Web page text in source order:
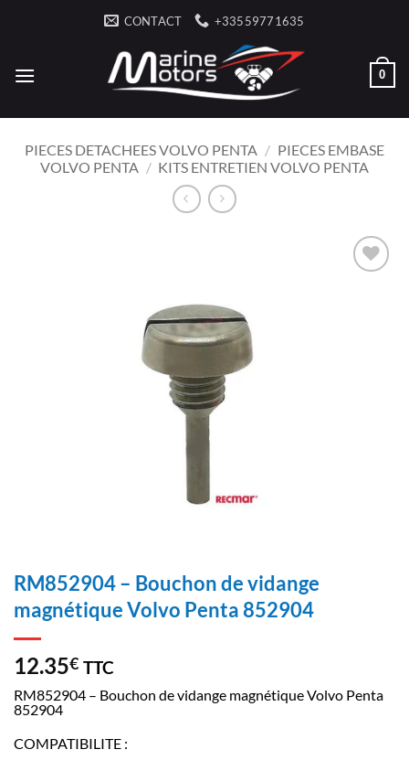
CONTACT +33559771635
0
PIECES DETACHEES VOLVO PENTA / PIECES EMBASE
VOLVO PENTA / KITS ENTRETIEN VOLVO PENTA
RM852904 – Bouchon de vidange
magnétique Volvo Penta 852904
12.35€ TTC
RM852904 – Bouchon de vidange magnétique Volvo Penta
852904
COMPATIBILITE :